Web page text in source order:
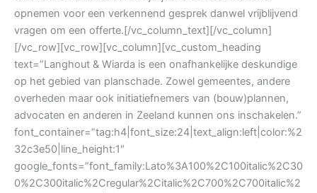
opnemen voor een verkennend gesprek danwel vrijblijvend
vragen om een offerte.[/vc_column_text][/vc_column]
[/vc_row][vc_row][vc_column][vc_custom_heading
text=”Langhout & Wiarda is een onafhankelijke deskundige
op het gebied van planschade. Zowel gemeentes, andere
overheden maar ook initiatiefnemers van (bouw)plannen,
advocaten en anderen in Zeeland kunnen ons inschakelen.”
font_container=”tag:h4|font_size:24|text_align:left|color:%2
32c3e50|line_height:1″
google_fonts=”font_family:Lato%3A100%2C100italic%2C30
0%2C300italic%2Cregular%2Citalic%2C700%2C700italic%2